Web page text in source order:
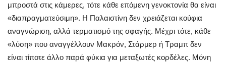
μπροστά στις κάμερες, τότε κάθε επόμενη γενοκτονία θα είναι
«διαπραγματεύσιμη». Η Παλαιστίνη δεν χρειάζεται κούφια
αναγνώριση, αλλά τερματισμό της σφαγής. Μέχρι τότε, κάθε
«λύση» που αναγγέλλουν Μακρόν, Στάρμερ ή Τραμπ δεν
είναι τίποτε άλλο παρά φύκια για μεταξωτές κορδέλες. Μόνη